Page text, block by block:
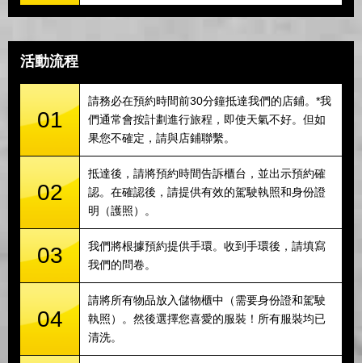
活動流程
01
請務必在預約時間前30分鐘抵達我們的店鋪。*我
們通常會按計劃進行旅程，即使天氣不好。但如
果您不確定，請與店鋪聯繫。
02
抵達後，請將預約時間告訴櫃台，並出示預約確
認。在確認後，請提供有效的駕駛執照和身份證
明（護照）。
03
我們將根據預約提供手環。收到手環後，請填寫
我們的問卷。
04
請將所有物品放入儲物櫃中（需要身份證和駕駛
執照）。然後選擇您喜愛的服裝！所有服裝均已
清洗。